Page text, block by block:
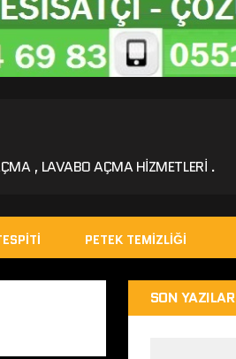
, LAVABO AÇMA HIZMETLERI .
PETEK TEMIZLIĞI
SON YAZILAR